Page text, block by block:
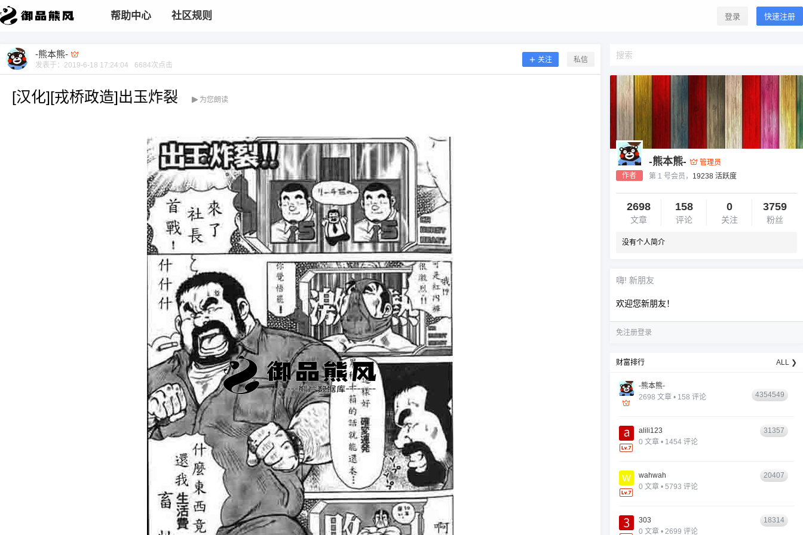
帮助中心 社区规则 登录 快速注册
-熊本熊-
发表于： 2019-6-18 17:24:04 6684次点击
关注 私信
[汉化][戎桥政造]出玉炸裂 为您朗读
作者
-熊本熊-
管理员
第 1 号会员， 19238 活跃度
2698
文章
158
评论
0
关注
3759
粉丝
没有个人简介
嗨! 新朋友
欢迎您新朋友！
免注册登录
财富排行 ALL ❯
-熊本熊-
2698 文章 • 158 评论
4354549
alili123
0 文章 • 1454 评论
31357
wahwah
0 文章 • 5793 评论
20407
303
0 文章 • 2699 评论
18314